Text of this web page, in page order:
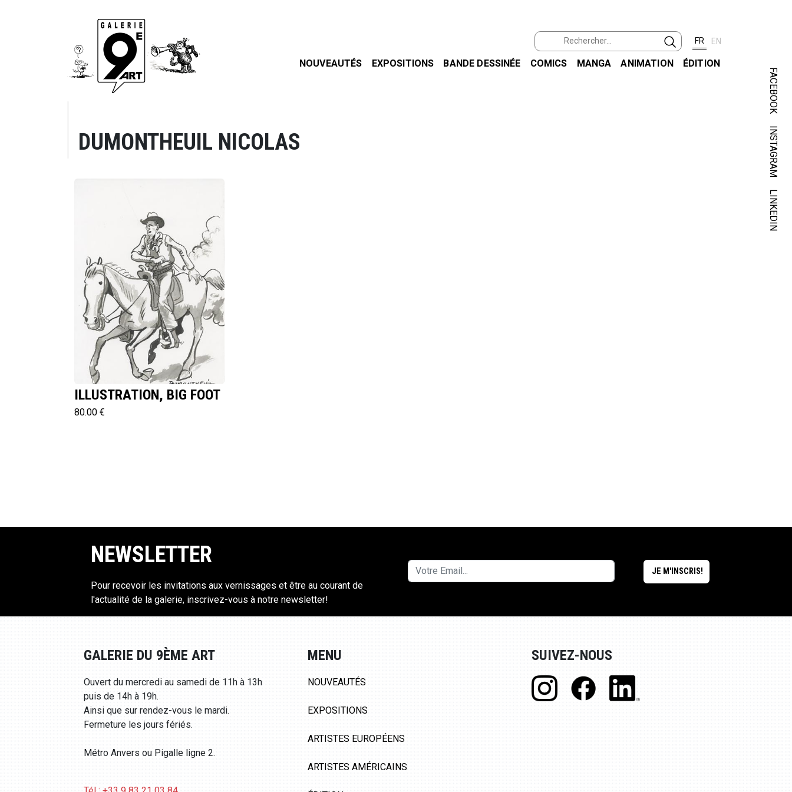
FR EN
NOUVEAUTÉS EXPOSITIONS BANDE DESSINÉE COMICS MANGA ANIMATION ÉDITION
FACEBOOK
INSTAGRAM
LINKEDIN
DUMONTHEUIL NICOLAS
ILLUSTRATION, BIG FOOT
80.00 €
NEWSLETTER
Pour recevoir les invitations aux vernissages et être au courant de
l'actualité de la galerie, inscrivez-vous à notre newsletter!
GALERIE DU 9ÈME ART
Ouvert du mercredi au samedi de 11h à 13h
puis de 14h à 19h.
Ainsi que sur rendez-vous le mardi.
Fermeture les jours fériés.
Métro Anvers ou Pigalle ligne 2.
MENU
NOUVEAUTÉS
EXPOSITIONS
ARTISTES EUROPÉENS
ARTISTES AMÉRICAINS
SUIVEZ-NOUS